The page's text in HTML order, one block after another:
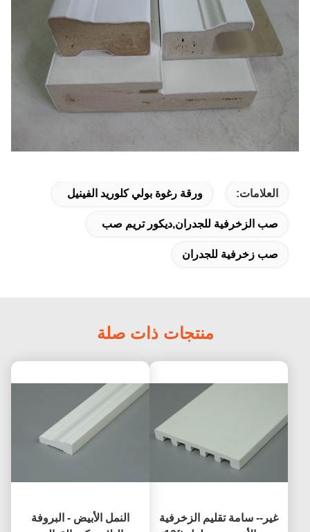
العلامات: ورقة رغوة بولي كلوريد الفينيل
صب الزخرفية للجدران,ديكور تريم صب
صب زخرفية للجدران
منتجات ذات صلة
غير-- سامة تقليم الزخرفية
النمل الأبيض - البروفة